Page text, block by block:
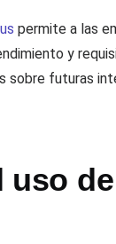
permite a las
y
futuras
uso